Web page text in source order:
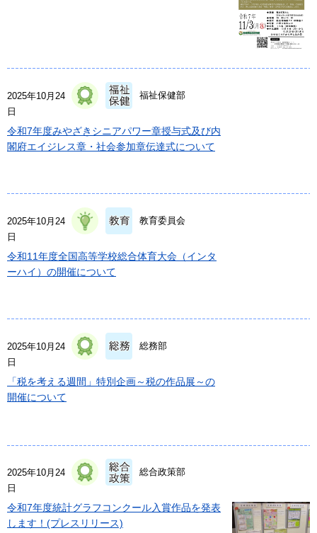
2025年10月24
日
福祉保健部
令和7年度みやざきシニアパワー章授与式及び内
閣府エイジレス章・社会参加章伝達式について
2025年10月24
日
教育委員会
令和11年度全国高等学校総合体育大会（インタ
ーハイ）の開催について
2025年10月24
日
総務部
「税を考える週間」特別企画～税の作品展～の
開催について
2025年10月24
日
総合政策部
令和7年度統計グラフコンクール入賞作品を発表
します！(プレスリリース)